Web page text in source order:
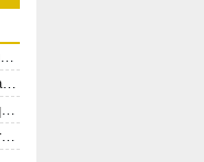
Mercato Verona - rimangono in salita le trattative riguardanti Montipò e Segre
Calcio italiano in lutto per la scomparsa di Pippo Marchioro
Hellas Verona - presentato il nuovo pullman della squadra gialloblù
Hellas Verona, parla Leali: "Sensazioni positive, Verona un ambiente dove si può lavorare bene"